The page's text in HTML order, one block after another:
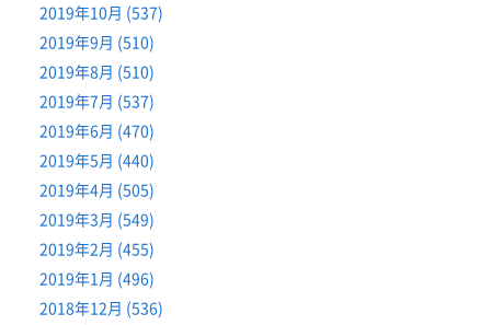
2019年10月 (537)
2019年9月 (510)
2019年8月 (510)
2019年7月 (537)
2019年6月 (470)
2019年5月 (440)
2019年4月 (505)
2019年3月 (549)
2019年2月 (455)
2019年1月 (496)
2018年12月 (536)